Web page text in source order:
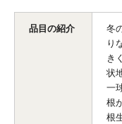
品目の紹介
冬
り
き
状
一
根
根